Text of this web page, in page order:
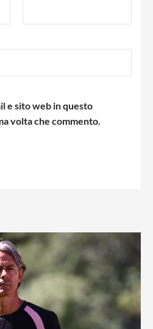
e sito web in questo
volta che commento.